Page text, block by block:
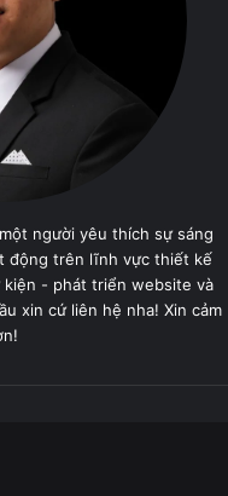
người yêu thích sự sáng
động trên lĩnh vực thiết kế
- phát triển website và
xin cứ liên hệ nha! Xin cảm